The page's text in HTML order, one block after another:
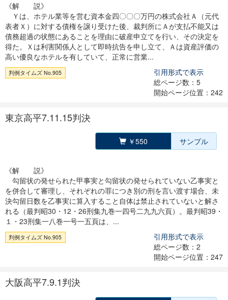
《解 説》
Ｙは、ホテル業等を営む資本金四〇〇〇万円の株式会社Ａ（元代
表者Ｘ）に対する債権を譲り受けた後、裁判所にＡが支払不能又は
債務超過の状態にあることを理由に破産申立てを行い、その決定を
得た。Ｘは利害関係人として即時抗告を申し立て、Ａは資産評価の
高い優良なホテルを有していて、正常に営業...
判例タイムズ No.905
引用形式で表示
総ページ数：5
開始ページ位置：242
東京高平7.11.15判決
￥550 サンプル
《解 説》
勾留状の発せられた甲事実と勾留状の発せられていない乙事実と
を併合して審理し、それぞれの罪につき別の刑を言い渡す場合、未
決勾留日数を乙事実に算入すること自体は禁止されていないと解さ
れる（最判昭30・12・26刑集九巻一四号二九九六頁）。最判昭39・
１・23刑集一八巻一号一五頁は、...
判例タイムズ No.905
引用形式で表示
総ページ数：2
開始ページ位置：247
大阪高平7.9.1判決